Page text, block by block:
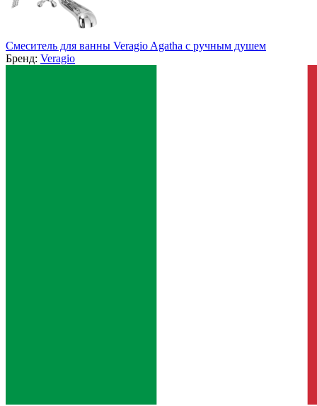
Смеситель для ванны Veragio Agatha с ручным душем
Бренд: Veragio